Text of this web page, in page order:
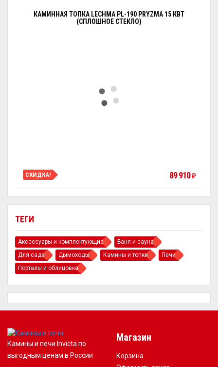
ТЕГИ
Аксессуары и комплектующие
Баня и сауна
Для сада
Дымоходы Камины и топки
Печи
Порталы и облицовка
КАМИННАЯ ТОПКА LECHMA PL-190 PRYZMA 15 КВТ
(СПЛОШНОЕ СТЕКЛО)
СКИДКА! 89 910₽
Камины и печи Invicta по
выгодным ценам в России
Магазин
Корзина